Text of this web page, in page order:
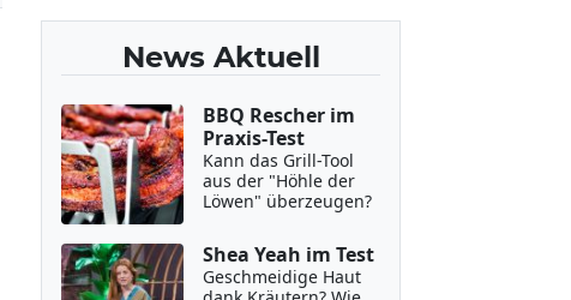
News Aktuell
BBQ Rescher im
Praxis-Test
Kann das Grill-Tool
aus der "Höhle der
Löwen" überzeugen?
Shea Yeah im Test
Geschmeidige Haut